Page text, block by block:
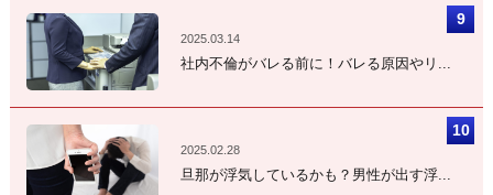
2025.03.14
社内不倫がバレる前に！バレる原因やリ...
2025.02.28
旦那が浮気しているかも？男性が出す浮...